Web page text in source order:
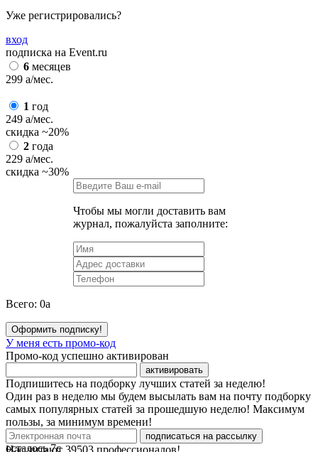
Уже регистрировались?
вход
подписка на Event.ru
6 месяцев
299 a/мес.
1 год
249 a/мес.
скидка ~20%
2 года
229 a/мес.
скидка ~30%
Чтобы мы могли доставить вам
журнал, пожалуйста заполните:
Всего: 0a
Оформить подписку!
У меня есть промо-код
Промо-код успешно активирован
активировать
Подпишитесь на подборку лучших статей за неделю!
Один раз в неделю мы будем высылать вам на почту подборку
самых популярных статей за прошедшую неделю! Максимум
пользы, за минимум времени!
подписаться на рассылку
осталось7с